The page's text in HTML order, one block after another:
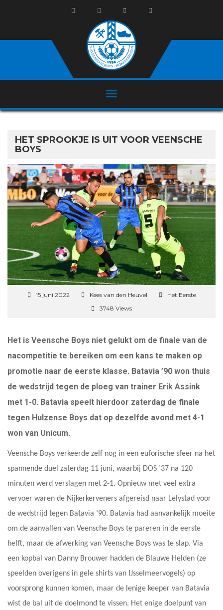
HET SPROOKJE IS UIT VOOR VEENSCHE
BOYS
15 juni 2022 Kees van den Heuvel
Het Eerste
3748 Views
Het is Veensche Boys niet gelukt om de finale van de
nacompetitie te bereiken om een kans te maken op
promotie naar de eerste klasse. Batavia ’90 won thuis
de wedstrijd tegen de ploeg van trainer Erik Assink
met 1-0. Batavia speelt hierdoor zaterdag de finale
tegen Hulzense Boys dat op dezelfde avond met 4-1
won van Unicum.
Veensche Boys verkeerde zelf nog in een euforische sfeer na het
spannende duel zaterdag 11 juni, waarbij DOS ’37 na 120
minuten werd verslagen met 2-1. Opnieuw met veel extra
vervoer waren de Nijkerkerveners afgereisd naar Lelystad voor
de wedstrijd tegen Batavia ’90. Batavia had aanvankelijk moeite
om de aanvallen van Veensche Boys te pareren in de eerste
helft, maar de afwerking van Veensche Boys was te slap. Via
een kopbal van Danny Brouwer hadden de Blauwe Helden (ze
speelden overigens in gele shirts van IJsselmeervogels) op
voorsprong kunnen komen, maar de lenige keeper van Batavia
wist de bal uit de doelmond te vissen. Het enige doelpunt van